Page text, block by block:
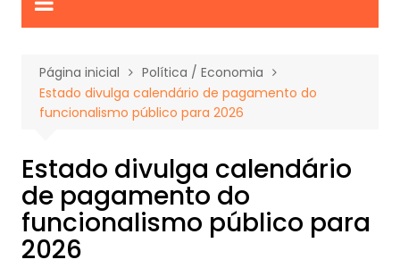
Página inicial
Política / Economia
Estado divulga calendário de pagamento do
funcionalismo público para 2026
Estado divulga calendário
de pagamento do
funcionalismo público para
2026